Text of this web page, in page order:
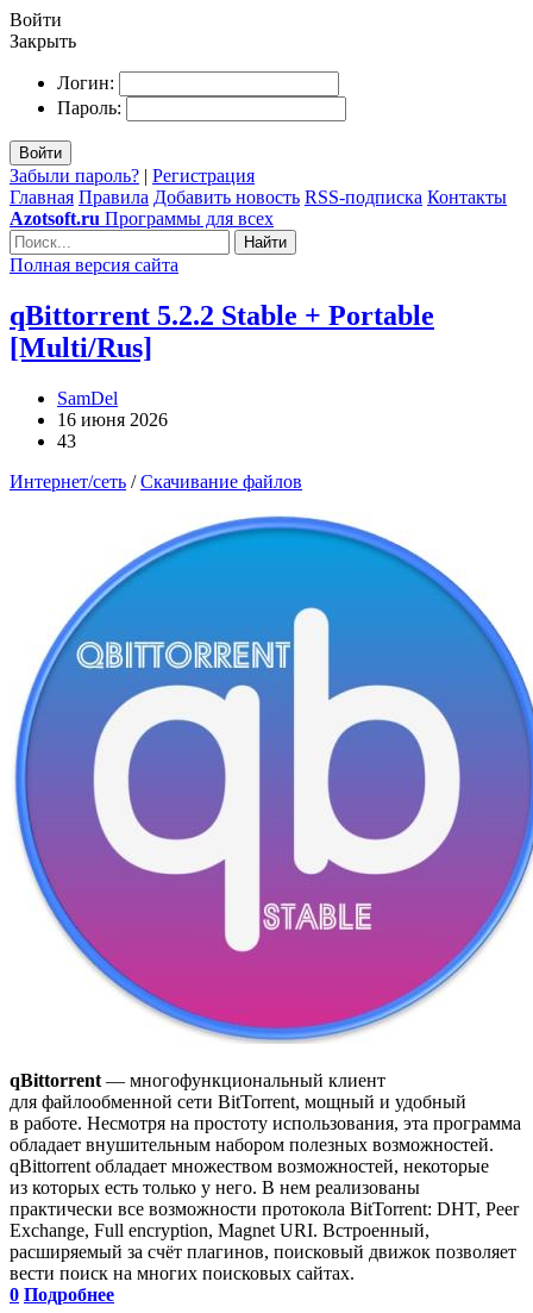
Войти
Закрыть
Логин:
Пароль:
Войти
Забыли пароль? | Регистрация
Главная Правила Добавить новость RSS-подписка Контакты
Azotsoft.ru Программы для всех
Найти
Полная версия сайта
qBittorrent 5.2.2 Stable + Portable
[Multi/Rus]
SamDel
16 июня 2026
43
Интернет/сеть /Скачивание файлов
qBittorrent — многофункциональный клиент
для файлообменной сети BitTorrent, мощный и удобный
в работе. Несмотря на простоту использования, эта программа
обладает внушительным набором полезных возможностей.
qBittorrent обладает множеством возможностей, некоторые
из которых есть только у него. В нем реализованы
практически все возможности протокола BitTorrent: DHT, Peer
Exchange, Full encryption, Magnet URI. Встроенный,
расширяемый за счёт плагинов, поисковый движок позволяет
вести поиск на многих поисковых сайтах.
0 Подробнее